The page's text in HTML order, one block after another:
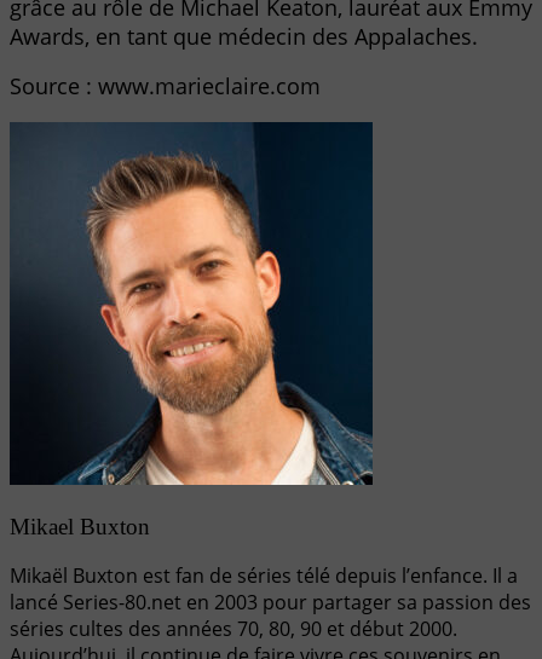
grâce au rôle de Michael Keaton, lauréat aux Emmy
Awards, en tant que médecin des Appalaches.
Source : www.marieclaire.com
Mikael Buxton
Mikaël Buxton est fan de séries télé depuis l’enfance. Il a
lancé Series-80.net en 2003 pour partager sa passion des
séries cultes des années 70, 80, 90 et début 2000.